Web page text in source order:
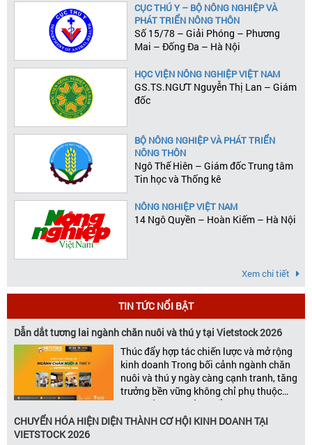
CỤC THÚ Y – BỘ NÔNG NGHIỆP VÀ
PHÁT TRIỂN NÔNG THÔN
Số 15/78 – Giải Phóng – Phương
Mai – Đống Đa – Hà Nội
HỌC VIỆN NÔNG NGHIỆP VIỆT NAM
GS.TS.NGƯT Nguyễn Thị Lan – Giám
đốc
BỘ NÔNG NGHIỆP VÀ PHÁT TRIỂN
NÔNG THÔN
Ngô Thế Hiên – Giám đốc Trung tâm
Tin học và Thống kê
NÔNG NGHIỆP VIỆT NAM
14 Ngô Quyền – Hoàn Kiếm – Hà Nội
Xem chi tiết
TIN TỨC NỔI BẬT
Dẫn dắt tương lai ngành chăn nuôi và thú y tại Vietstock 2026
Thúc đẩy hợp tác chiến lược và mở rộng
kinh doanh Trong bối cảnh ngành chăn
nuôi và thú y ngày càng cạnh tranh, tăng
trưởng bền vững không chỉ phụ thuộc
vào chất lượng sản phẩm hay năng lực
đổi mới, mà còn được thúc đẩy bởi khả
năng xây dựng các mối quan […]
CHUYỂN HÓA HIỆN DIỆN THÀNH CƠ HỘI KINH DOANH TẠI
VIETSTOCK 2026